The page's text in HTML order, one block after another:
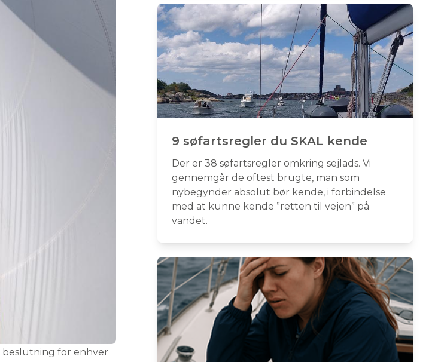
for enhver
9 søfartsregler du SKAL kende
Der er 38 søfartsregler omkring sejlads. Vi
gennemgår de oftest brugte, man som
nybegynder absolut bør kende, i forbindelse
med at kunne kende ”retten til vejen” på
vandet.